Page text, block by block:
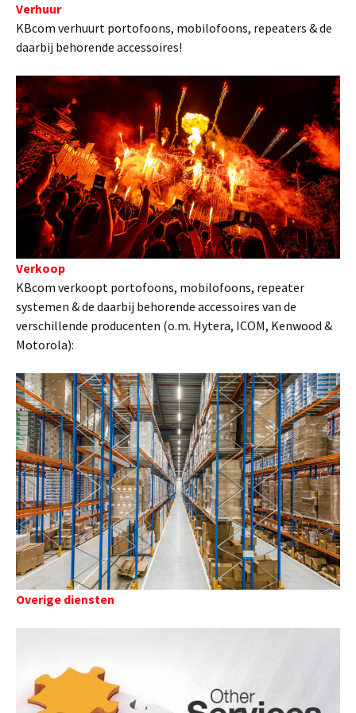
Verhuur
KBcom verhuurt portofoons, mobilofoons, repeaters & de
daarbij behorende accessoires!
Verkoop
KBcom verkoopt portofoons, mobilofoons, repeater
systemen & de daarbij behorende accessoires van de
verschillende producenten (o.m. Hytera, ICOM, Kenwood &
Motorola):
Overige diensten